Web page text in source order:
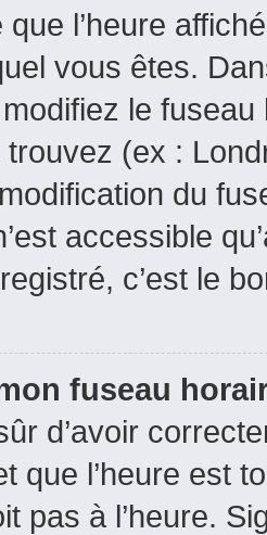
l’heure
vous êtes.
le fuseau
(ex :
du
accessible
c’est le
fuseau
d’avoir
que l’heure est
pas à l’heure.